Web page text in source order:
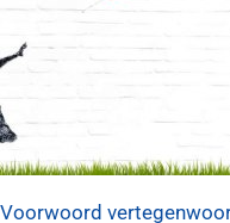
Voorwoord